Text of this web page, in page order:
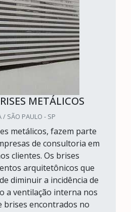
METÁLICOS
/ SÃO PAULO - SP
metálicos, fazem parte
de consultoria em
clientes. Os brises
arquitetônicos que
diminuir a incidência de
a ventilação interna nos
brises encontrados no